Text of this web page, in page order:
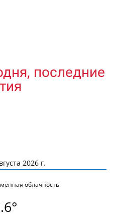
последние
2026 г.
облачность